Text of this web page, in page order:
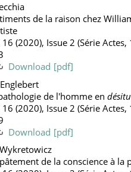
de la raison chez
(2020), Issue 2 (Série
Download
de l'homme en
(2020), Issue 2 (Série
Download
de la conscience à la